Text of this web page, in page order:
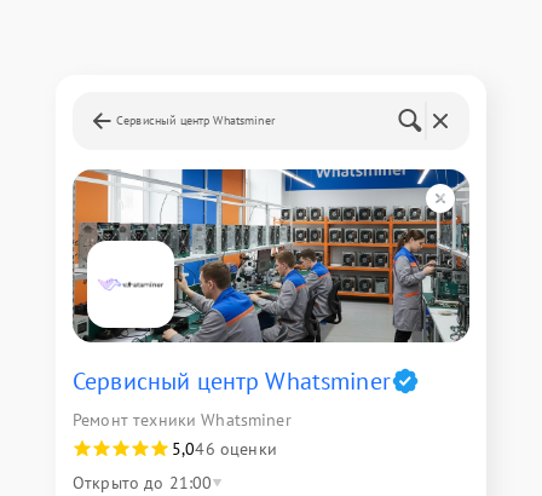
Сервисный центр Whatsminer
Сервисный центр Whatsminer
Ремонт техники Whatsminer
5,046 оценки
Открыто до 21:00